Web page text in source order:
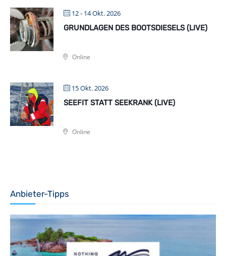
12 - 14 Okt. 2026
GRUNDLAGEN DES BOOTSDIESELS (LIVE)
Online
15 Okt. 2026
SEEFIT STATT SEEKRANK (LIVE)
Online
Anbieter-Tipps